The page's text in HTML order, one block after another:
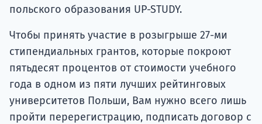
польского образования UP-STUDY.
Чтобы принять участие в розыгрыше 27-ми
стипендиальных грантов, которые покроют
пятьдесят процентов от стоимости учебного
года в одном из пяти лучших рейтинговых
университетов Польши, Вам нужно всего лишь
пройти перерегистрацию, подписать договор с